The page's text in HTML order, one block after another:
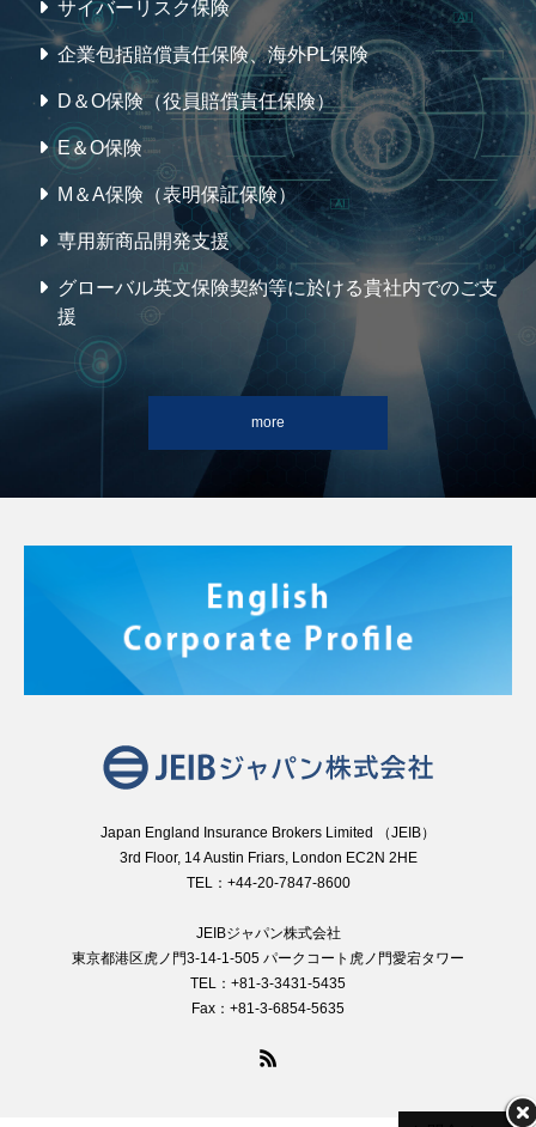
サイバーリスク保険
企業包括賠償責任保険、海外PL保険
D＆O保険（役員賠償責任保険）
E＆O保険
M＆A保険（表明保証保険）
専用新商品開発支援
グローバル英文保険契約等に於ける貴社内でのご支
援
more
Japan England Insurance Brokers Limited （JEIB）
3rd Floor, 14 Austin Friars, London EC2N 2HE
TEL：+44-20-7847-8600
JEIBジャパン株式会社
東京都港区虎ノ門3-14-1-505 パークコート虎ノ門愛宕タワー
TEL：+81-3-3431-5435
Fax：+81-3-6854-5635